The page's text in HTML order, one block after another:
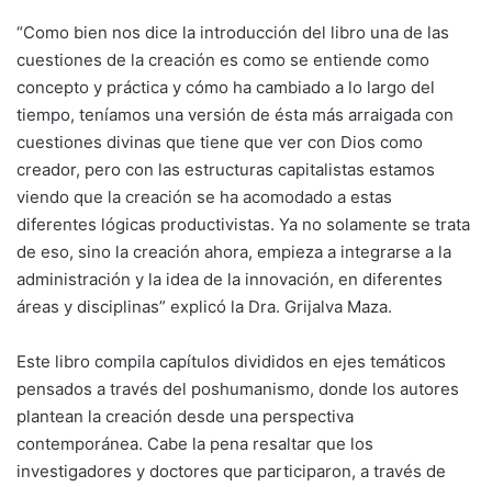
“Como bien nos dice la introducción del libro una de las
cuestiones de la creación es como se entiende como
concepto y práctica y cómo ha cambiado a lo largo del
tiempo, teníamos una versión de ésta más arraigada con
cuestiones divinas que tiene que ver con Dios como
creador, pero con las estructuras capitalistas estamos
viendo que la creación se ha acomodado a estas
diferentes lógicas productivistas. Ya no solamente se trata
de eso, sino la creación ahora, empieza a integrarse a la
administración y la idea de la innovación, en diferentes
áreas y disciplinas” explicó la Dra. Grijalva Maza.
Este libro compila capítulos divididos en ejes temáticos
pensados a través del poshumanismo, donde los autores
plantean la creación desde una perspectiva
contemporánea. Cabe la pena resaltar que los
investigadores y doctores que participaron, a través de